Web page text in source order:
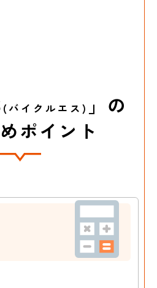
(バイクルエス) 」の
ポイント